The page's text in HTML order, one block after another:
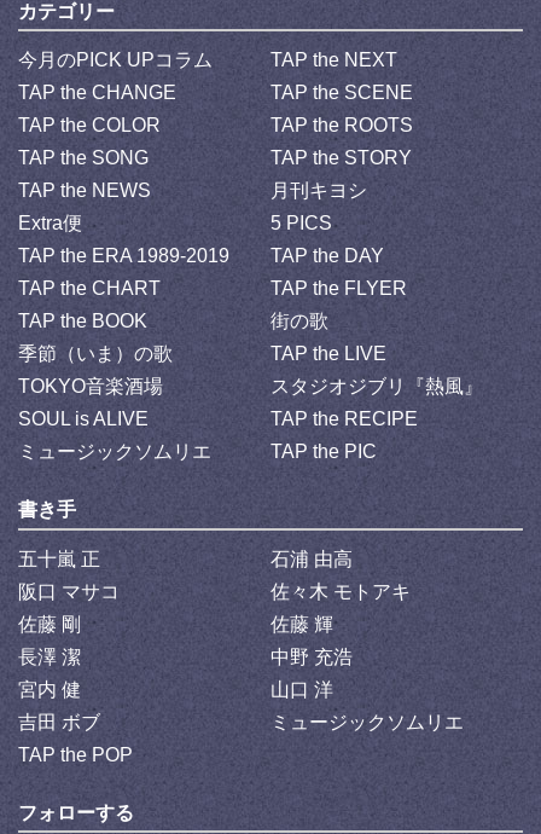
カテゴリー
今月のPICK UPコラム
TAP the NEXT
TAP the CHANGE
TAP the SCENE
TAP the COLOR
TAP the ROOTS
TAP the SONG
TAP the STORY
TAP the NEWS
月刊キヨシ
Extra便
5 PICS
TAP the ERA 1989-2019
TAP the DAY
TAP the CHART
TAP the FLYER
TAP the BOOK
街の歌
季節（いま）の歌
TAP the LIVE
TOKYO音楽酒場
スタジオジブリ『熱風』
SOUL is ALIVE
TAP the RECIPE
ミュージックソムリエ
TAP the PIC
書き手
五十嵐 正
石浦 由高
阪口 マサコ
佐々木 モトアキ
佐藤 剛
佐藤 輝
長澤 潔
中野 充浩
宮内 健
山口 洋
吉田 ボブ
ミュージックソムリエ
TAP the POP
フォローする